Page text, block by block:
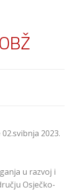
2023.
u razvoj i
Osječko-